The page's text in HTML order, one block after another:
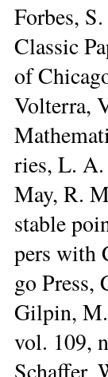
For­bes,
Clas­sic
of
Vol­te­rra,
ries, L. A.
May, R.
sta­ble
pers with
go Press,
Gil­pin,
vol. 109,
Schaf­fer,